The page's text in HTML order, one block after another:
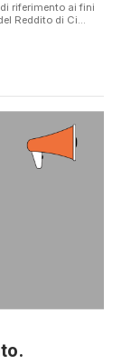
riferimento ai fini
Reddito di Ci...